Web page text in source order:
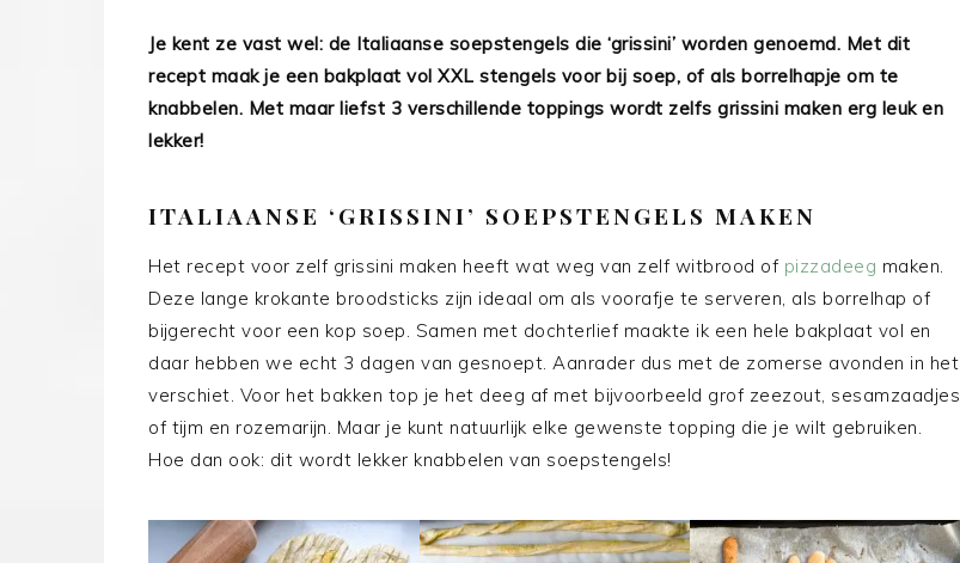
Je kent ze vast wel: de Italiaanse soepstengels die ‘grissini’ worden genoemd. Met dit
recept maak je een bakplaat vol XXL stengels voor bij soep, of als borrelhapje om te
knabbelen. Met maar liefst 3 verschillende toppings wordt zelfs grissini maken erg leuk en
lekker!
ITALIAANSE ‘GRISSINI’ SOEPSTENGELS MAKEN
Het recept voor zelf grissini maken heeft wat weg van zelf witbrood of pizzadeeg maken.
Deze lange krokante broodsticks zijn ideaal om als voorafje te serveren, als borrelhap of
bijgerecht voor een kop soep. Samen met dochterlief maakte ik een hele bakplaat vol en
daar hebben we echt 3 dagen van gesnoept. Aanrader dus met de zomerse avonden in het
verschiet. Voor het bakken top je het deeg af met bijvoorbeeld grof zeezout, sesamzaadjes
of tijm en rozemarijn. Maar je kunt natuurlijk elke gewenste topping die je wilt gebruiken.
Hoe dan ook: dit wordt lekker knabbelen van soepstengels!